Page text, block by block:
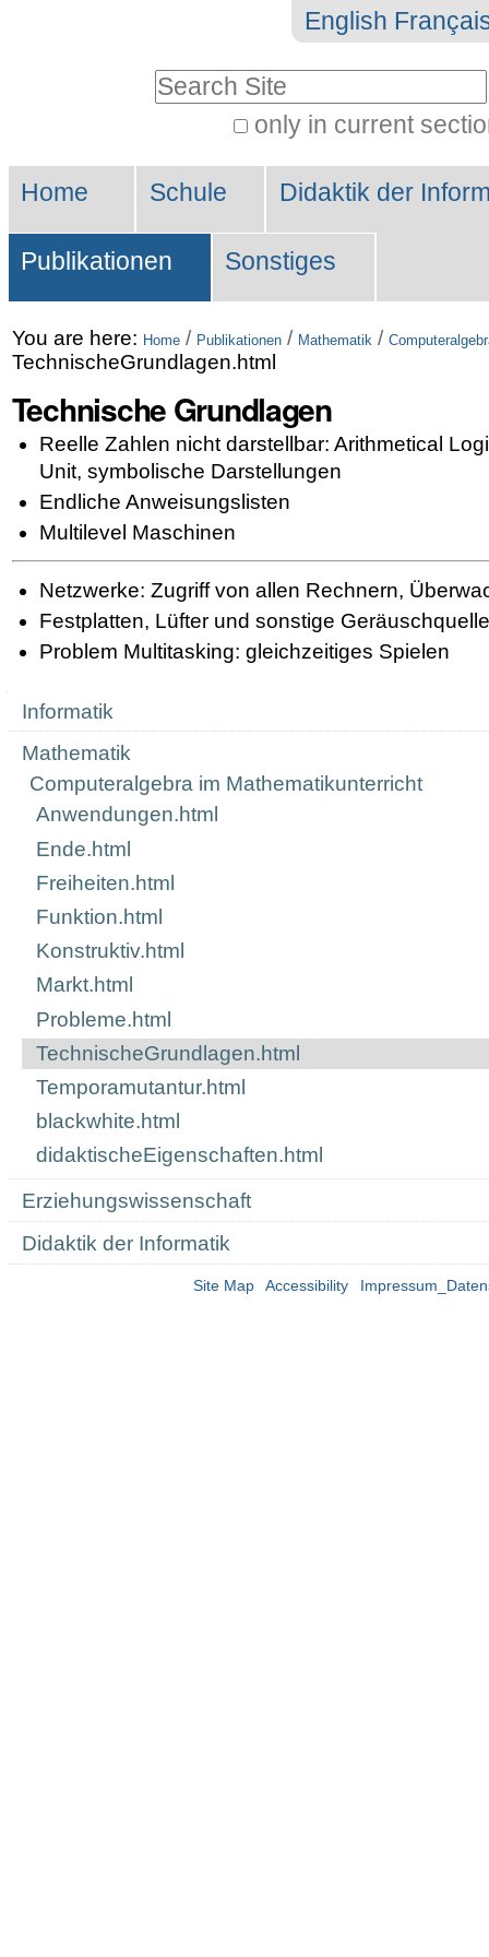
Skip
to
navigation
English
only in current
Search…
Sections
Home Schule Didaktik der
Publikationen Sonstiges
You are here: Home / Publikationen / Mathematik /
TechnischeGrundlagen.html
Technische Grundlagen
Reelle Zahlen nicht darstellbar: Arithmetical
Unit, symbolische Darstellungen
Endliche Anweisungslisten
Multilevel Maschinen
Netzwerke: Zugriff von allen Rechnern,
Festplatten, Lüfter und sonstige
Problem Multitasking: gleichzeitiges Spielen
Navigation
Informatik
Mathematik
Computeralgebra im Mathematikunterricht
Anwendungen.html
Ende.html
Freiheiten.html
Funktion.html
Konstruktiv.html
Markt.html
Probleme.html
TechnischeGrundlagen.html
Temporamutantur.html
blackwhite.html
didaktischeEigenschaften.html
Erziehungswissenschaft
Didaktik der Informatik
Site Map Accessibility